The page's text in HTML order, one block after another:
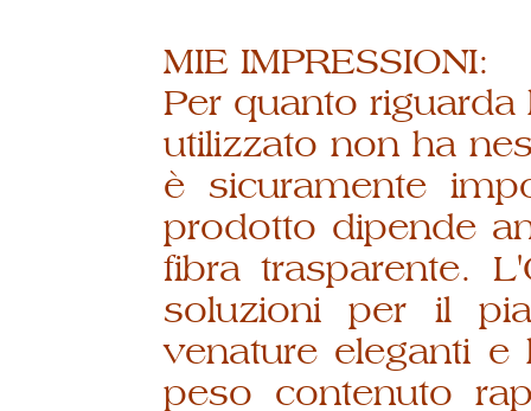
MIE IMPRESSIONI:
Per quanto
utilizzato non ha
è sicuramente
prodotto dipende
fibra trasparente.
soluzioni per il
venature eleganti
peso contenuto